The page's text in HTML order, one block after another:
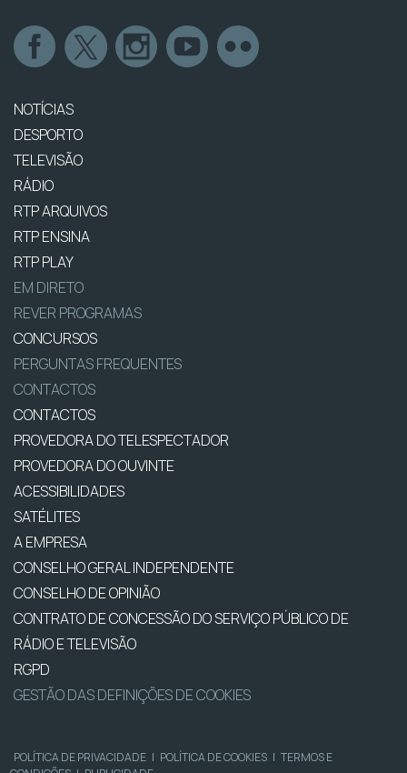
NOTÍCIAS
DESPORTO
TELEVISÃO
RÁDIO
RTP ARQUIVOS
RTP ENSINA
RTP PLAY
EM DIRETO
REVER PROGRAMAS
CONCURSOS
PERGUNTAS FREQUENTES
CONTACTOS
CONTACTOS
PROVEDORA DO TELESPECTADOR
PROVEDORA DO OUVINTE
ACESSIBILIDADES
SATÉLITES
A EMPRESA
CONSELHO GERAL INDEPENDENTE
CONSELHO DE OPINIÃO
CONTRATO DE CONCESSÃO DO SERVIÇO PÚBLICO DE
RÁDIO E TELEVISÃO
RGPD
GESTÃO DAS DEFINIÇÕES DE COOKIES
POLÍTICA DE PRIVACIDADE | POLÍTICA DE COOKIES | TERMOS E